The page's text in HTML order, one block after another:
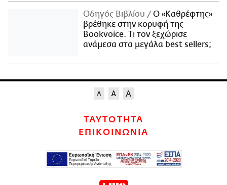
Οδηγός Βιβλίου
Ο «Καθρέφτης»
βρέθηκε στην κορυφή της
Bookvoice. Τι τον ξεχώρισε
ανάμεσα στα μεγάλα best sellers;
ΤΑΥΤΟΤΗΤΑ
ΕΠΙΚΟΙΝΩΝΙΑ